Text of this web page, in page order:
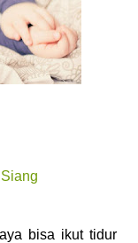
bisa ikut tidur